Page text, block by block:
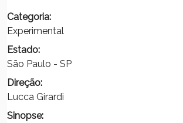
Categoria:
Experimental
Estado:
São Paulo - SP
Direção:
Lucca Girardi
Sinopse: